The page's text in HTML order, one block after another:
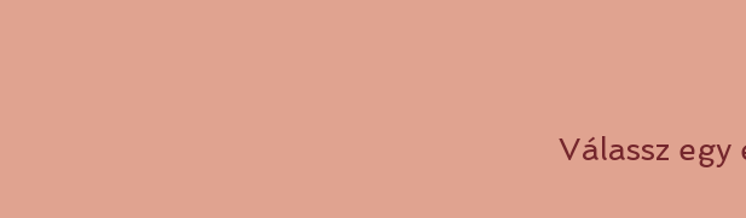
Válassz egy